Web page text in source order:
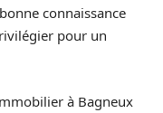
connaissance
pour un
à Bagneux